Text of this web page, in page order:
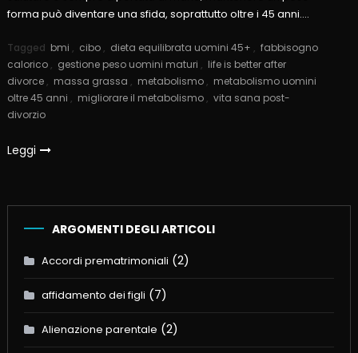
forma può diventare una sfida, soprattutto oltre i 45 anni….
Tagged bmi , cibo , dieta equilibrata uomini 45+ , fabbisogno
calorico , gestione peso uomini maturi , life is better after
divorce , massa grassa , metabolismo , metabolismo uomini
oltre 45 anni , migliorare il metabolismo , vita sana post-
divorzio
Leggi
ARGOMENTI DEGLI ARTICOLI
Accordi prematrimoniali (2)
affidamento dei figli (7)
Alienazione parentale (2)